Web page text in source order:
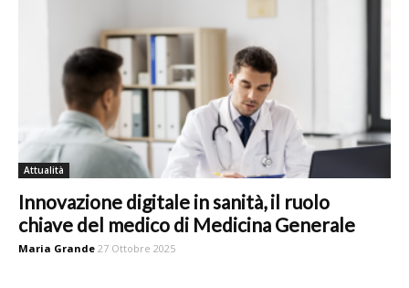
Attualità
Innovazione digitale in sanità, il ruolo
chiave del medico di Medicina Generale
Maria Grande 27 Ottobre 2025